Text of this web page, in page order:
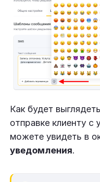
Как будет
отправке клиенту
можете увидеть в
уведомления.